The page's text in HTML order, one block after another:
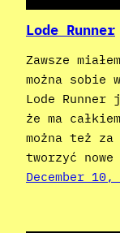
Lode Runner
Zawsze
można sobie
Lode
że ma
można też za
tworzyć
December 10,